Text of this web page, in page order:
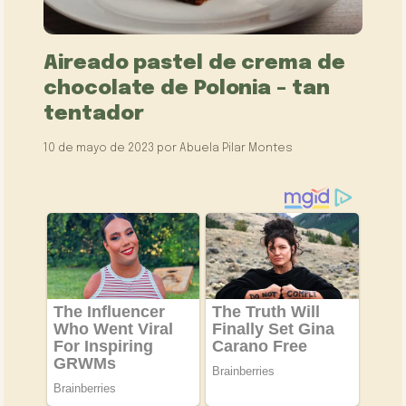
Aireado pastel de crema de
chocolate de Polonia – tan
tentador
10 de mayo de 2023 porAbuela Pilar Montes